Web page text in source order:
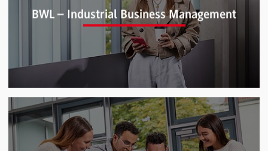
BWL – Handelsmanagement (B.A.)
BWL – Industrial Business Management